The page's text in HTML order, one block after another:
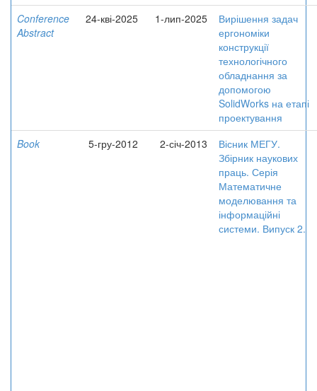
Conference
Abstract
24-кві-2025 1-лип-2025
Вирішення задач
ергономіки
конструкції
технологічного
обладнання за
допомогою
SolidWorks на етапі
проектування
Book
5-гру-2012 2-січ-2013
Вісник МЕГУ.
Збірник наукових
праць. Серія
Математичне
моделювання та
інформаційні
системи. Випуск 2.